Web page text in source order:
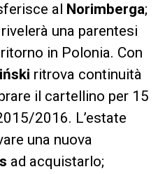
al Norimberga;
una parentesi
in Polonia. Con
ritrova continuità
il cartellino per 15
2016. L’estate
una nuova
ad acquistarlo;